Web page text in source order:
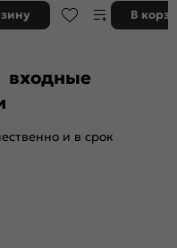
В
входные
и в срок